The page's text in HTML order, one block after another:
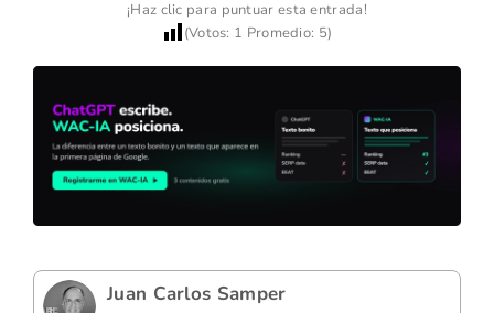
¡Haz clic para puntuar esta entrada!
(Votos: 1 Promedio: 5)
Juan Carlos Samper